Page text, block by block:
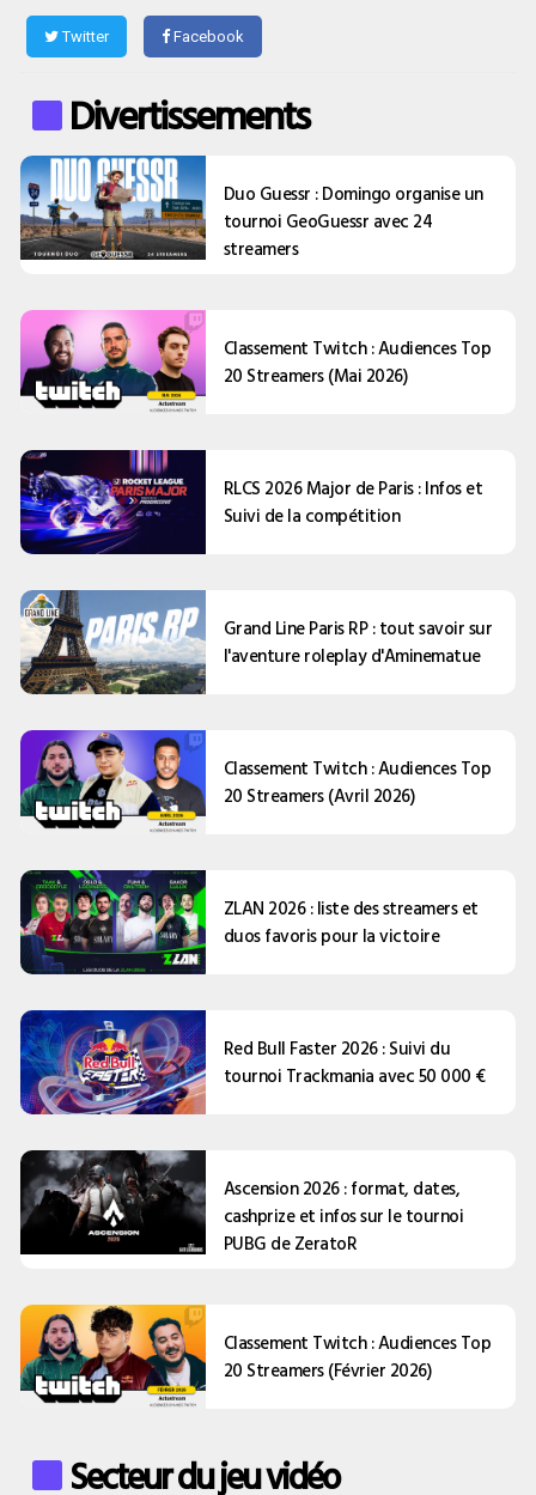
Twitter Facebook
Divertissements
Duo Guessr : Domingo organise un
tournoi GeoGuessr avec 24
streamers
Classement Twitch : Audiences Top
20 Streamers (Mai 2026)
RLCS 2026 Major de Paris : Infos et
Suivi de la compétition
Grand Line Paris RP : tout savoir sur
l'aventure roleplay d'Aminematue
Classement Twitch : Audiences Top
20 Streamers (Avril 2026)
ZLAN 2026 : liste des streamers et
duos favoris pour la victoire
Red Bull Faster 2026 : Suivi du
tournoi Trackmania avec 50 000 €
Ascension 2026 : format, dates,
cashprize et infos sur le tournoi
PUBG de ZeratoR
Classement Twitch : Audiences Top
20 Streamers (Février 2026)
Secteur du jeu vidéo